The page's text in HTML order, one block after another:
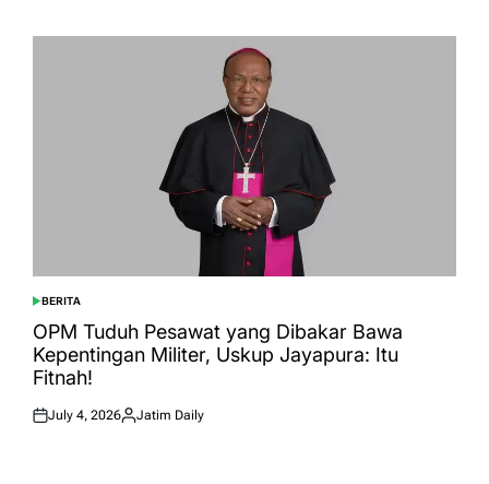
POSTED
IN
BERITA
OPM Tuduh Pesawat yang Dibakar Bawa
Kepentingan Militer, Uskup Jayapura: Itu
Fitnah!
Posted
July 4, 2026
Posted
Jatim Daily